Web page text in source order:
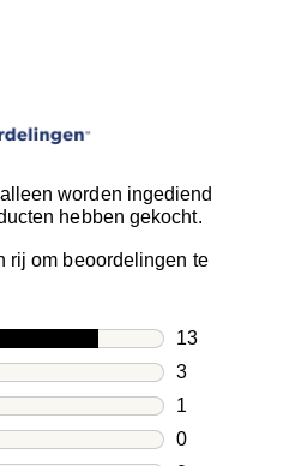
worden ingediend
hebben gekocht.
rij om beoordelingen te
13
13
3
3
1
1
0